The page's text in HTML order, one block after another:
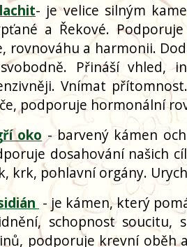
- je velice silným
a Řekové.
rovnováhu a harmonii.
Přináší vhled,
Vnímat
podporuje hormonální
oko - barvený kámen
dosahování našich
krk, pohlavní orgány.
- je kámen, který
schopnost
podporuje krevní oběh